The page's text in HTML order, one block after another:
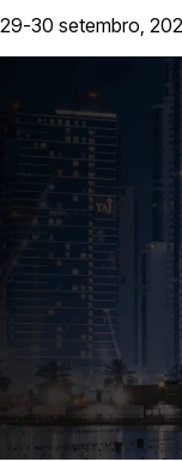
29-30 setembro,